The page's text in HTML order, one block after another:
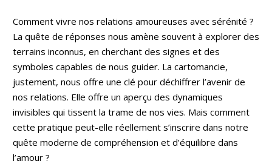
Comment vivre nos relations amoureuses avec sérénité ?
La quête de réponses nous amène souvent à explorer des
terrains inconnus, en cherchant des signes et des
symboles capables de nous guider. La cartomancie,
justement, nous offre une clé pour déchiffrer l’avenir de
nos relations. Elle offre un aperçu des dynamiques
invisibles qui tissent la trame de nos vies. Mais comment
cette pratique peut-elle réellement s’inscrire dans notre
quête moderne de compréhension et d’équilibre dans
l’amour ?